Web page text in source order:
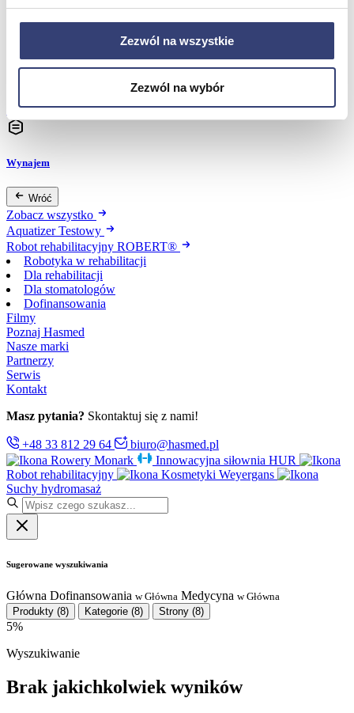
Zezwól na wszystkie
Zezwól na wybór
Zobacz wszystko
Wynajem
Wróć
Zobacz wszystko
Aquatizer Testowy
Robot rehabilitacyjny ROBERT®
Robotyka w rehabilitacji
Dla rehabilitacji
Dla stomatologów
Dofinansowania
Filmy
Poznaj Hasmed
Nasze marki
Partnerzy
Serwis
Kontakt
Masz pytania? Skontaktuj się z nami!
+48 33 812 29 64
biuro@hasmed.pl
Rowery Monark
Innowacyjna siłownia HUR
Robot rehabilitacyjny
Kosmetyki Weyergans
Suchy hydromasaż
Sugerowane wyszukiwania
Główna Dofinansowania w Główna Medycyna w Główna
Produkty (8) Kategorie (8) Strony (8)
5%
Wyszukiwanie
Brak jakichkolwiek wyników